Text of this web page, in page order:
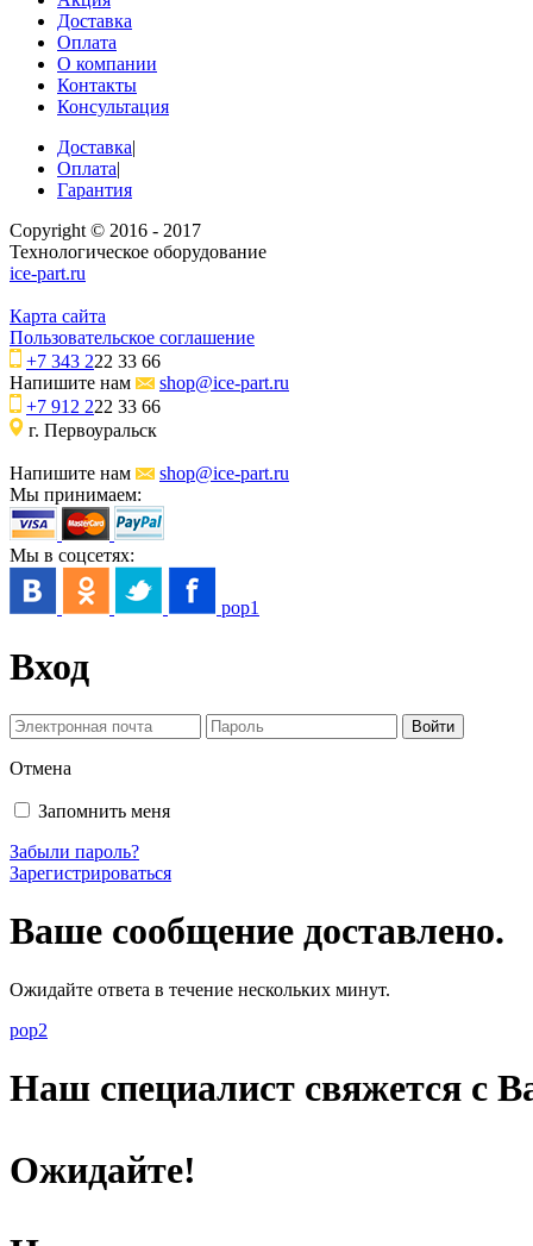
Доставка
Оплата
О компании
Контакты
Консультация
Доставка|
Оплата|
Гарантия
Copyright © 2016 - 2017
Технологическое оборудование
ice-part.ru
Карта сайта
Пользовательское соглашение
+7 343 222 33 66
Напишите нам
shop@ice-part.ru
+7 912 222 33 66
г. Первоуральск
Напишите нам
shop@ice-part.ru
Мы принимаем:
Мы в соцсетях:
pop1
Вход
Отмена
Запомнить меня
Забыли пароль?
Зарегистрироваться
Ваше сообщение доставлено.
Ожидайте ответа в течение нескольких минут.
pop2
Наш специалист свяжется с
Ожидайте!